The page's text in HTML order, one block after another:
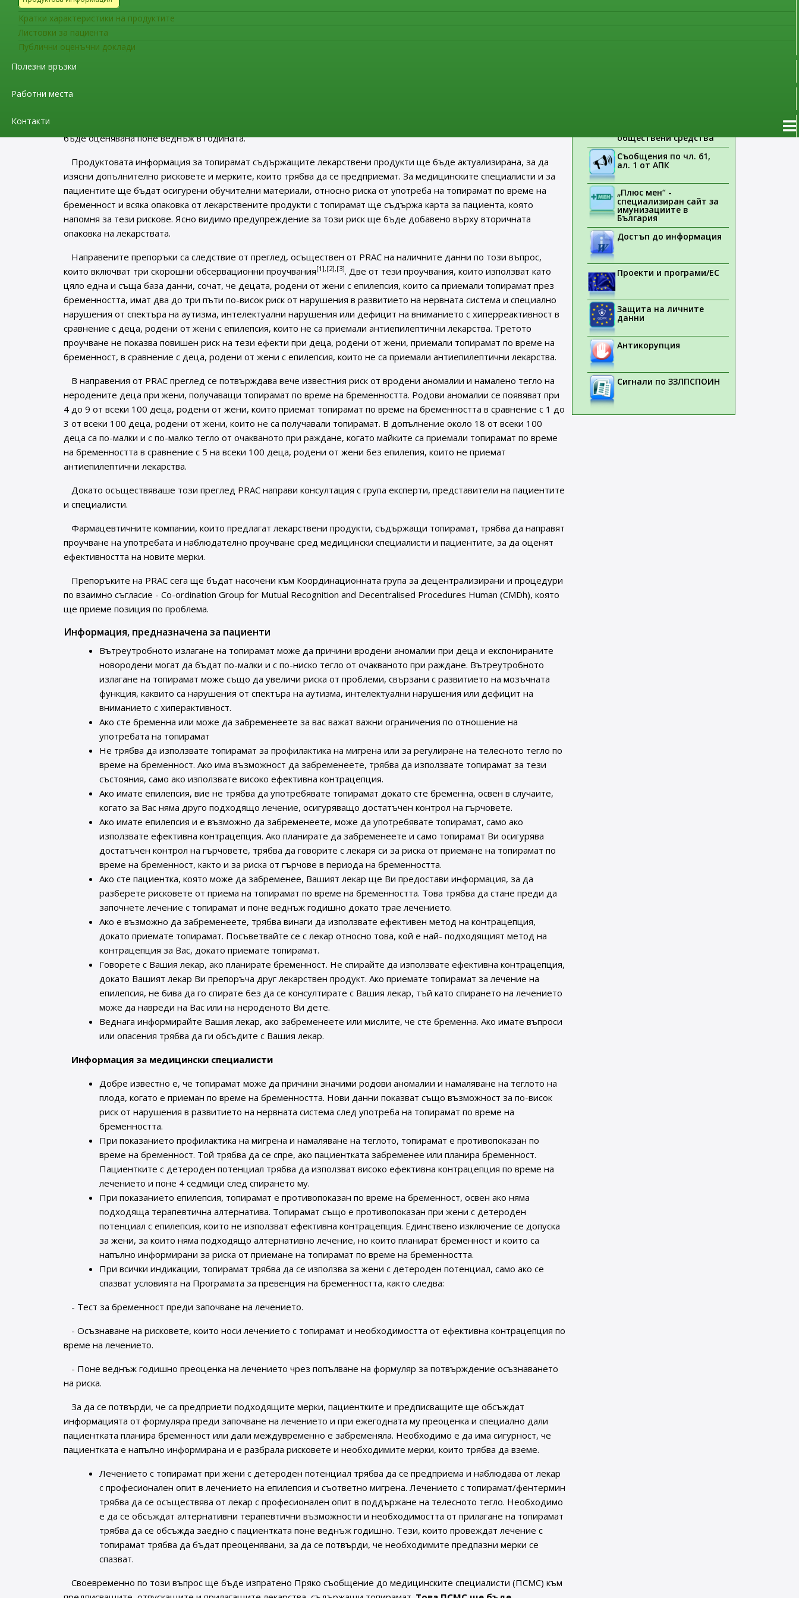
Кратки характеристики на продуктите
Листовки за пациента
Публични оценъчни доклади
Полезни връзки
Работни места
Контакти
използва по време на бременност, освен в случаи, когато липсват подходящи терапевтични алтернативи.
PRAC препоръча също допълнителни мерки под формата на Програма за превенция на бременността (ППБ), за
да се избегне вътреутробната експозиция на топирамат на деца. Съгласно тези мерки, всяка жена или момиче с
приема по време на бременността и за необходимостта да избягва забременяване, докато се приема топирамат.
Медицинските специалисти са отговорни да осигурят пълна информираност на всички пациентки, които биха
бъде оценявана поне веднъж в годината.
Продуктовата информация за топирамат съдържащите лекарствени продукти ще бъде актуализирана, за да
изясни допълнително рисковете и мерките, които трябва да се предприемат. За медицинските специалисти и за
пациентите ще бъдат осигурени обучителни материали, относно риска от употреба на топирамат по време на
бременност и всяка опаковка от лекарствените продукти с топирамат ще съдържа карта за пациента, която
напомня за тези рискове. Ясно видимо предупреждение за този риск ще бъде добавено върху вторичната
опаковка на лекарствата.
Направените препоръки са следствие от преглед, осъществен от PRAC на наличните данни по този въпрос,
които включват три скорошни обсервационни проучвания[1],[2],[3]. Две от тези проучвания, които използват като
цяло една и съща база данни, сочат, че децата, родени от жени с епилепсия, които са приемали топирамат през
бременността, имат два до три пъти по-висок риск от нарушения в развитието на нервната система и специално
нарушения от спектъра на аутизма, интелектуални нарушения или дефицит на вниманието с хиперреактивност в
сравнение с деца, родени от жени с епилепсия, които не са приемали антиепилептични лекарства. Третото
проучване не показва повишен риск на тези ефекти при деца, родени от жени, приемали топирамат по време на
бременност, в сравнение с деца, родени от жени с епилепсия, които не са приемали антиепилептични лекарства.
В направения от PRAC преглед се потвърждава вече известния риск от вродени аномалии и намалено тегло на
неродените деца при жени, получаващи топирамат по време на бременността. Родови аномалии се появяват при
4 до 9 от всеки 100 деца, родени от жени, които приемат топирамат по време на бременността в сравнение с 1 до
3 от всеки 100 деца, родени от жени, които не са получавали топирамат. В допълнение около 18 от всеки 100
деца са по-малки и с по-малко тегло от очакваното при раждане, когато майките са приемали топирамат по време
на бременността в сравнение с 5 на всеки 100 деца, родени от жени без епилепия, които не приемат
антиепилептични лекарства.
Докато осъществяваше този преглед PRAC направи консултация с група експерти, представители на пациентите
и специалисти.
Фармацевтичните компании, които предлагат лекарствени продукти, съдържащи топирамат, трябва да направят
проучване на употребата и наблюдателно проучване сред медицински специалисти и пациентите, за да оценят
ефективността на новите мерки.
Препоръките на PRAC сега ще бъдат насочени към Координационната група за децентрализирани и процедури
по взаимно съгласие - Co-ordination Group for Mutual Recognition and Decentralised Procedures Human (CMDh), която
ще приеме позиция по проблема.
Информация, предназначена за пациенти
Вътреутробното излагане на топирамат може да причини вродени аномалии при деца и експонираните
новородени могат да бъдат по-малки и с по-ниско тегло от очакваното при раждане. Вътреутробното
излагане на топирамат може също да увеличи риска от проблеми, свързани с развитието на мозъчната
функция, каквито са нарушения от спектъра на аутизма, интелектуални нарушения или дефицит на
вниманието с хиперактивност.
Ако сте бременна или може да забременеете за вас важат важни ограничения по отношение на
употребата на топирамат
Не трябва да използвате топирамат за профилактика на мигрена или за регулиране на телесното тегло по
време на бременност. Ако има възможност да забременеете, трябва да използвате топирамат за тези
състояния, само ако използвате високо ефективна контрацепция.
Ако имате епилепсия, вие не трябва да употребявате топирамат докато сте бременна, освен в случаите,
когато за Вас няма друго подходящо лечение, осигуряващо достатъчен контрол на гърчовете.
Ако имате епилепсия и е възможно да забременеете, може да употребявате топирамат, само ако
използвате ефективна контрацепция. Ако планирате да забременеете и само топирамат Ви осигурява
достатъчен контрол на гърчовете, трябва да говорите с лекаря си за риска от приемане на топирамат по
време на бременност, както и за риска от гърчове в периода на бременността.
Ако сте пациентка, която може да забременее, Вашият лекар ще Ви предостави информация, за да
разберете рисковете от приема на топирамат по време на бременността. Това трябва да стане преди да
започнете лечение с топирамат и поне веднъж годишно докато трае лечението.
Ако е възможно да забременеете, трябва винаги да използвате ефективен метод на контрацепция,
докато приемате топирамат. Посъветвайте се с лекар относно това, кой е най- подходящият метод на
контрацепция за Вас, докато приемате топирамат.
Говорете с Вашия лекар, ако планирате бременност. Не спирайте да използвате ефективна контрацепция,
докато Вашият лекар Ви препоръча друг лекарствен продукт. Ако приемате топирамат за лечение на
епилепсия, не бива да го спирате без да се консултирате с Вашия лекар, тъй като спирането на лечението
може да навреди на Вас или на нероденото Ви дете.
Веднага информирайте Вашия лекар, ако забременеете или мислите, че сте бременна. Ако имате въпроси
или опасения трябва да ги обсъдите с Вашия лекар.
Информация за медицински специалисти
Добре известно е, че топирамат може да причини значими родови аномалии и намаляване на теглото на
плода, когато е приеман по време на бременността. Нови данни показват също възможност за по-висок
риск от нарушения в развитието на нервната система след употреба на топирамат по време на
бременността.
При показанието профилактика на мигрена и намаляване на теглото, топирамат е противопоказан по
време на бременност. Той трябва да се спре, ако пациентката забременее или планира бременност.
Пациентките с детероден потенциал трябва да използват високо ефективна контрацепция по време на
лечението и поне 4 седмици след спирането му.
При показанието епилепсия, топирамат е противопоказан по време на бременност, освен ако няма
подходяща терапевтична алтернатива. Топирамат също е противопоказан при жени с детероден
потенциал с епилепсия, които не използват ефективна контрацепция. Единствено изключение се допуска
за жени, за които няма подходящо алтернативно лечение, но които планират бременност и които са
напълно информирани за риска от приемане на топирамат по време на бременността.
При всички индикации, топирамат трябва да се използва за жени с детероден потенциал, само ако се
спазват условията на Програмата за превенция на бременността, както следва:
- Тест за бременност преди започване на лечението.
- Осъзнаване на рисковете, които носи лечението с топирамат и необходимостта от ефективна контрацепция по
време на лечението.
- Поне веднъж годишно преоценка на лечението чрез попълване на формуляр за потвърждение осъзнаването
на риска.
За да се потвърди, че са предприети подходящите мерки, пациентките и предписващите ще обсъждат
информацията от формуляра преди започване на лечението и при ежегодната му преоценка и специално дали
пациентката планира бременност или дали междувременно е забременяла. Необходимо е да има сигурност, че
пациентката е напълно информирана и е разбрала рисковете и необходимите мерки, които трябва да вземе.
Лечението с топирамат при жени с детероден потенциал трябва да се предприема и наблюдава от лекар
с професионален опит в лечението на епилепсия и съответно мигрена. Лечението с топирамат/фентермин
трябва да се осъществява от лекар с професионален опит в поддържане на телесното тегло. Необходимо
е да се обсъждат алтернативни терапевтични възможности и необходимостта от прилагане на топирамат
трябва да се обсъжда заедно с пациентката поне веднъж годишно. Тези, които провеждат лечение с
топирамат трябва да бъдат преоценявани, за да се потвърди, че необходимите предпазни мерки се
спазват.
Своевременно по този въпрос ще бъде изпратено Пряко съобщение до медицинските специалисти (ПСМС) към
обществени средства
Съобщения по чл. 61,
ал. 1 от АПК
„Плюс мен“ -
специализиран сайт за
имунизациите в
България
Достъп до информация
Проекти и програми/ЕС
Защита на личните
данни
Антикорупция
Сигнали по ЗЗЛПСПОИН